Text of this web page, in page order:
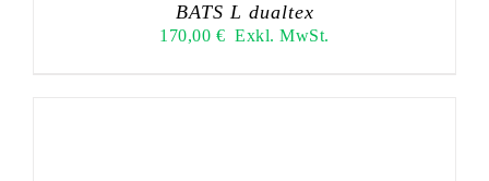
BATS L dualtex
170,00 € Exkl. MwSt.